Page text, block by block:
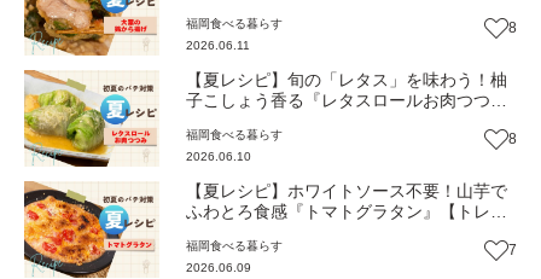
福岡食べる暮らす
2026.06.11
8
【夏レシピ】旬の「レタス」を味わう！柚
子こしょう香る『レタスロールお肉つつ
福岡食べる暮らす
2026.06.10
8
【夏レシピ】ホワイトソース不要！山芋で
ふわとろ食感『トマトグラタン』【トレン
福岡食べる暮らす
2026.06.09
7